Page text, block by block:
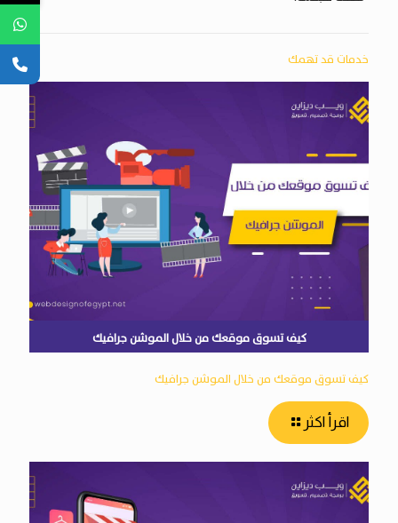
خدمات قد تهمك
كيف تسوق موقعك من خلال الموشن جرافيك
كيف تسوق موقعك من خلال الموشن جرافيك
اقرأ اكثر